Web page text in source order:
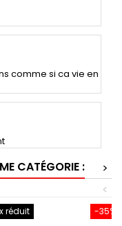
comme si ca vie en
CATÉGORIE :
>
<
-35%
réduit